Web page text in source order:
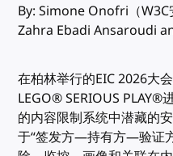
By: Simone Onofri（
Zahra Ebadi Ansaroudi
在柏林举行的EIC 2026大
LEGO® SERIOUS PLAY®
的内容限制系统中潜藏的
于“签发方—持有方—验证